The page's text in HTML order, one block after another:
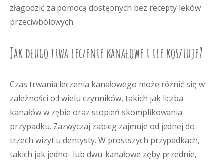
złagodzić za pomocą dostępnych bez recepty leków
przeciwbólowych.
Jak długo trwa leczenie kanałowe i ile kosztuje?
Czas trwania leczenia kanałowego może różnić się w
zależności od wielu czynników, takich jak liczba
kanałów w zębie oraz stopień skomplikowania
przypadku. Zazwyczaj zabieg zajmuje od jednej do
trzech wizyt u dentysty. W prostszych przypadkach,
takich jak jedno- lub dwu-kanałowe zęby przednie,